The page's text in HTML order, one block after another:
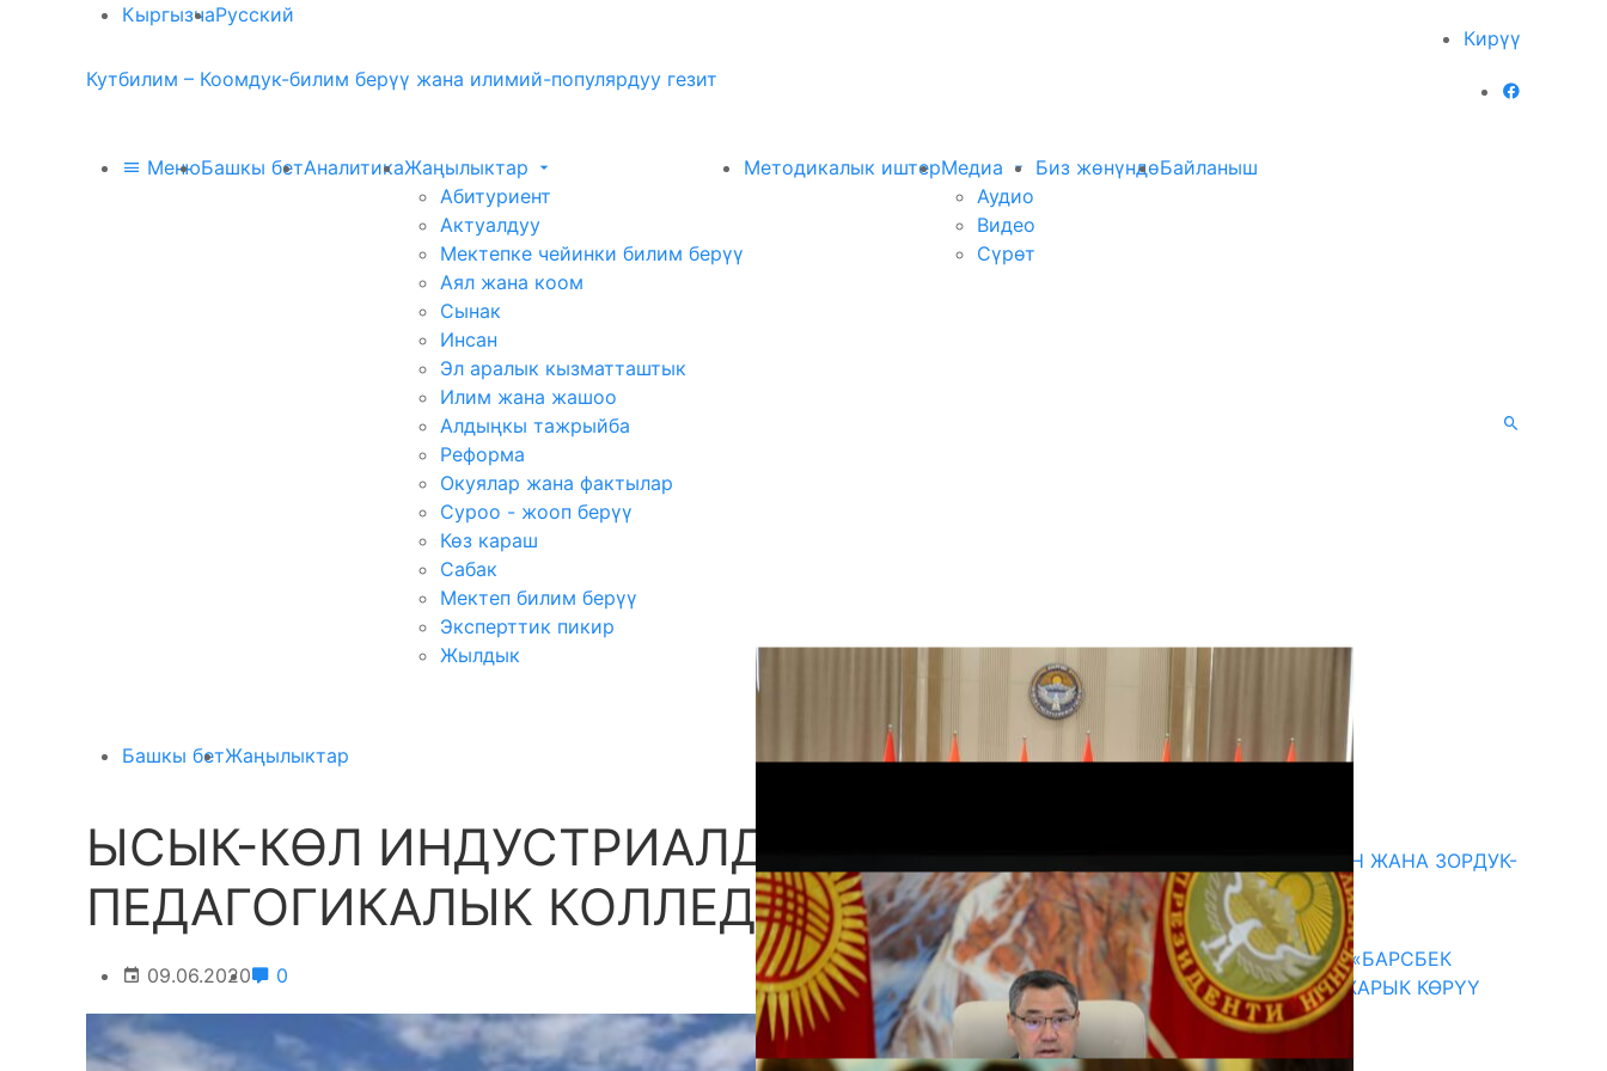
КыргызчаРусский
Кирүү
Кутбилим – Коомдук-билим берүү жана илимий-популярдуу гезит
МенюБашкы бетАналитикаЖаңылыктар
Абитуриент
Актуалдуу
Мектепке чейинки билим берүү
Аял жана коом
Сынак
Инсан
Эл аралык кызматташтык
Илим жана жашоо
Алдыңкы тажрыйба
Реформа
Окуялар жана фактылар
Суроо - жооп берүү
Көз караш
Сабак
Мектеп билим берүү
Эксперттик пикир
Жылдык
Методикалык иштерМедиа
Аудио
Видео
Сүрөт
Биз жөнүндөБайланыш
Башкы бетЖаңылыктар
ЫСЫК-КӨЛ ИНДУСТРИАЛДЫК-
ПЕДАГОГИКАЛЫК КОЛЛЕДЖИ
09.06.2020 0
ГЕНДЕРДИК БАСМЫРЛООДОН ЖАНА ЗОРДУК-
ЗОМБУЛУКТАН КОРГОО
07.08.2026
КЫРГЫЗ ТАРЫХЫ ТАСМАДА: «БАРСБЕК
КАГАН» КӨРКӨМ ТАСМАСЫ ЖАРЫК КӨРҮҮ
АЛДЫНДА
07.08.2026